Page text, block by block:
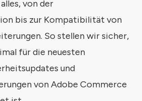
von der
bis zur Kompatibilität von
So stellen wir sicher,
für die neuesten
und
von Adobe Commerce